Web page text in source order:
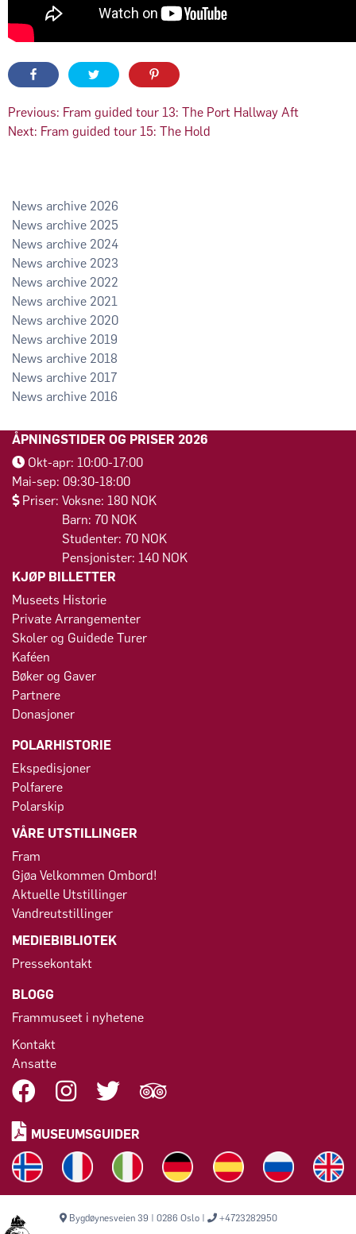
Innleggsnavigasjon
Previous: Fram guided tour 13: The Port Hallway Aft
Next: Fram guided tour 15: The Hold
2026
2025
2024
2023
2022
2021
2020
2019
2018
2017
2016
ÅPNINGSTIDER OG PRISER 2026
Okt-apr: 10:00-17:00
Mai-sep: 09:30-18:00
Priser: Voksne: 180 NOK
Barn: 70 NOK
Studenter: 70 NOK
Pensjonister: 140 NOK
KJØP BILLETTER
Museets Historie
Private Arrangementer
Skoler og Guidede Turer
Kaféen
Bøker og Gaver
Partnere
Donasjoner
POLARHISTORIE
Ekspedisjoner
Polfarere
Polarskip
VÅRE UTSTILLINGER
Fram
Gjøa Velkommen Ombord!
Aktuelle Utstillinger
Vandreutstillinger
MEDIEBIBLIOTEK
Pressekontakt
BLOGG
Frammuseet i nyhetene
Kontakt
Ansatte
MUSEUMSGUIDER
Bygdøynesveien 39 | 0286 Oslo | +4723282950